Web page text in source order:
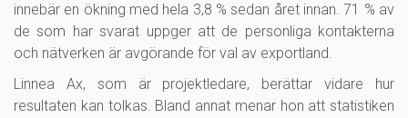
innebär en ökning med hela 3,8 % sedan året innan. 71 % av
de som har svarat uppger att de personliga kontakterna
och nätverken är avgörande för val av exportland.
Linnea Ax, som är projektledare, berättar vidare hur
resultaten kan tolkas. Bland annat menar hon att statistiken